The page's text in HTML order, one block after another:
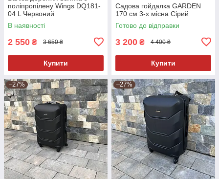
поліпропілену Wings DQ181-
04 L Червоний
В наявності
2 550 ₴ 3 650 ₴
Купити
Садова гойдалка GARDEN
170 см 3-х місна Сірий
Готово до відправки
3 200 ₴ 4 400 ₴
Купити
–27% –27%